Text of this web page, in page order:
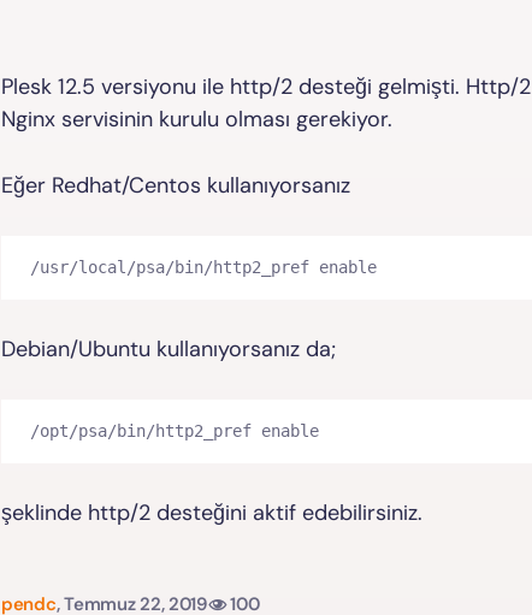
Plesk 12.5 versiyonu ile http/2 desteği gelmişti. Http/
Nginx servisinin kurulu olması gerekiyor.
Eğer Redhat/Centos kullanıyorsanız
/usr/local/psa/bin/http2_pref enable
Debian/Ubuntu kullanıyorsanız da;
/opt/psa/bin/http2_pref enable
şeklinde http/2 desteğini aktif edebilirsiniz.
pendc, Temmuz 22, 2019 100